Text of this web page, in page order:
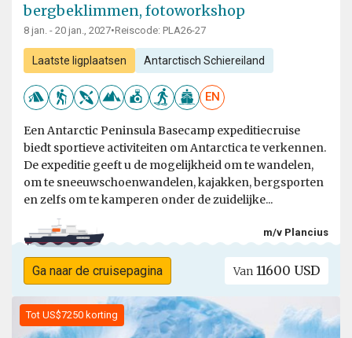
bergbeklimmen, fotoworkshop
8 jan. - 20 jan., 2027•Reiscode: PLA26-27
Laatste ligplaatsen Antarctisch Schiereiland
EN
Een Antarctic Peninsula Basecamp expeditiecruise
biedt sportieve activiteiten om Antarctica te verkennen.
De expeditie geeft u de mogelijkheid om te wandelen,
om te sneeuwschoenwandelen, kajakken, bergsporten
en zelfs om te kamperen onder de zuidelijke...
m/v Plancius
Ga naar de cruisepagina Van 11600 USD
Tot US$7250 korting